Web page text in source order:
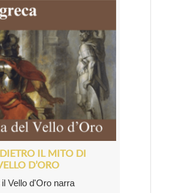
IL MITO DI
D’ORO
Vello d'Oro narra